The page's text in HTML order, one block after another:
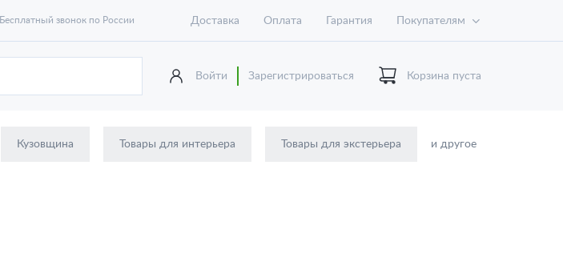
Бесплатный звонок по России Доставка Оплата Гарантия Покупателям
Войти Зарегистрироваться Корзина пуста
Кузовщина Товары для интерьера Товары для экстерьера и другое